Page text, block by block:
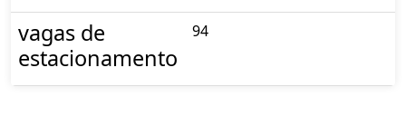
vagas de
estacionamento
94